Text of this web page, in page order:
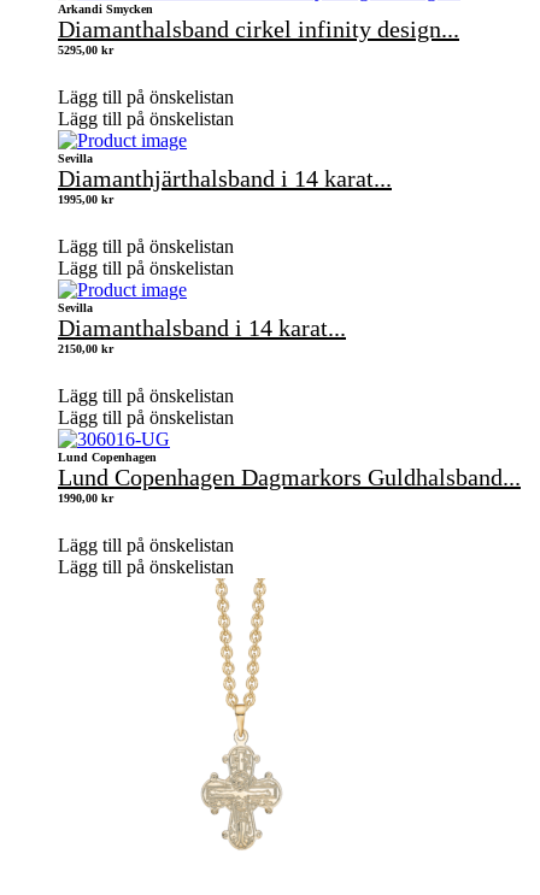
Arkandi Smycken
Diamanthalsband cirkel infinity design...
5295,00 kr
Lägg till på önskelistan
Lägg till på önskelistan
Sevilla
Diamanthjärthalsband i 14 karat...
1995,00 kr
Lägg till på önskelistan
Lägg till på önskelistan
Sevilla
Diamanthalsband i 14 karat...
2150,00 kr
Lägg till på önskelistan
Lägg till på önskelistan
Lund Copenhagen
Lund Copenhagen Dagmarkors Guldhalsband...
1990,00 kr
Lägg till på önskelistan
Lägg till på önskelistan